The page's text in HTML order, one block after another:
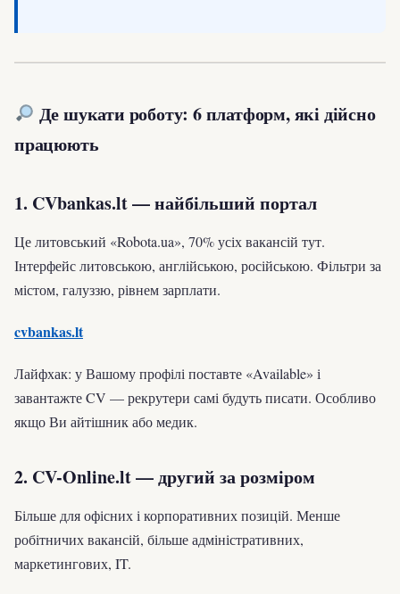
Де шукати роботу: 6 платформ, які дійсно
працюють
1. CVbankas.lt — найбільший портал
Це литовський «Robota.ua», 70% усіх вакансій тут.
Інтерфейс литовською, англійською, російською. Фільтри за
містом, галуззю, рівнем зарплати.
cvbankas.lt
Лайфхак: у Вашому профілі поставте «Available» і
завантажте CV — рекрутери самі будуть писати. Особливо
якщо Ви айтішник або медик.
2. CV-Online.lt — другий за розміром
Більше для офісних і корпоративних позицій. Менше
робітничих вакансій, більше адміністративних,
маркетингових, IT.